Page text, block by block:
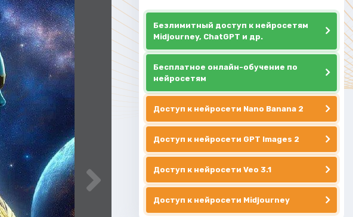
Безлимитный доступ к нейросетям
Midjourney, ChatGPT и др.
Бесплатное онлайн-обучение по
нейросетям
Доступ к нейросети Nano Banana 2
Доступ к нейросети GPT Images 2
Доступ к нейросети Veo 3.1
Доступ к нейросети Midjourney